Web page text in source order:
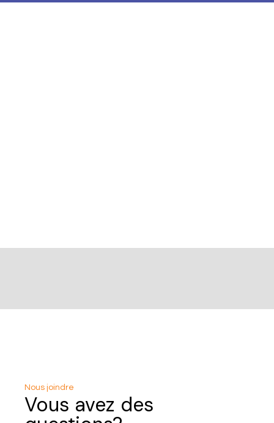
Nous joindre
Vous avez des